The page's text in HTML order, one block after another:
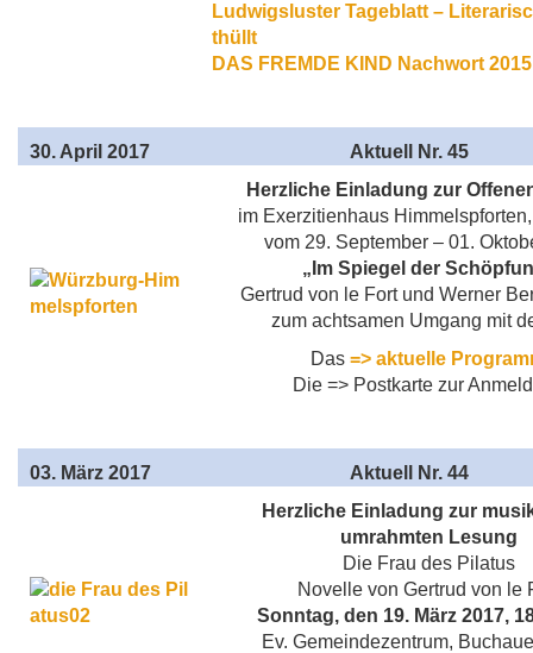
Ludwigsluster Tageblatt –
thüllt
DAS FREMDE KIND Nachwort 2015
30. April 2017 Aktuell
Nr. 45
Herzliche Einladung zur
im Exerzitienhaus
vom 29. September – 01.
„Im Spiegel der
Gertrud von le Fort und Werner
zum achtsamen Umgang mit
Das => aktuelle
Die => Postkarte zur
03. März 2017 Aktuell
Nr. 44
Herzliche Einladung zur
umrahmten Lesung
Die Frau des Pilatus
Novelle von Gertrud von le
Sonntag, den 19. März 2017,
Ev. Gemeindezentrum,